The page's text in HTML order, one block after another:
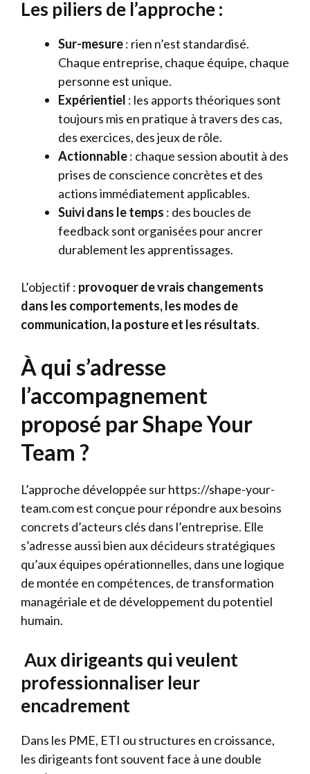
Les piliers de l’approche :
Sur-mesure: rien n’est standardisé.
Chaque entreprise, chaque équipe, chaque
personne est unique.
Expérientiel : les apports théoriques sont
toujours mis en pratique à travers des cas,
des exercices, des jeux de rôle.
Actionnable: chaque session aboutit à des
prises de conscience concrètes et des
actions immédiatement applicables.
Suivi dans le temps : des boucles de
feedback sont organisées pour ancrer
durablement les apprentissages.
L’objectif : provoquer de vrais changements
dans les comportements, les modes de
communication, la posture et les résultats.
À qui s’adresse
l’accompagnement
proposé par Shape Your
Team ?
L’approche développée sur https://shape-your-
team.com est conçue pour répondre aux besoins
concrets d’acteurs clés dans l’entreprise. Elle
s’adresse aussi bien aux décideurs stratégiques
qu’aux équipes opérationnelles, dans une logique
de montée en compétences, de transformation
managériale et de développement du potentiel
humain.
Aux dirigeants qui veulent
professionnaliser leur
encadrement
Dans les PME, ETI ou structures en croissance,
les dirigeants font souvent face à une double